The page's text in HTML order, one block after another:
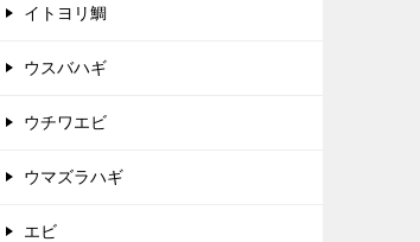
イトヨリ鯛
ウスバハギ
ウチワエビ
ウマズラハギ
エビ